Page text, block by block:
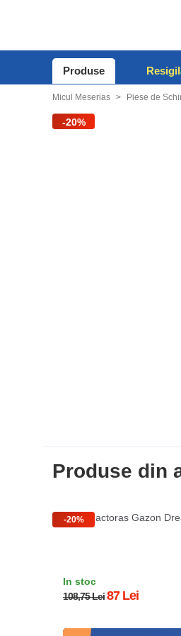
Produse
Micul Meserias Piese de
-20%
Produse din
-20%
Cutit Tractoras Gazon
In stoc
108,75 Lei87 Lei